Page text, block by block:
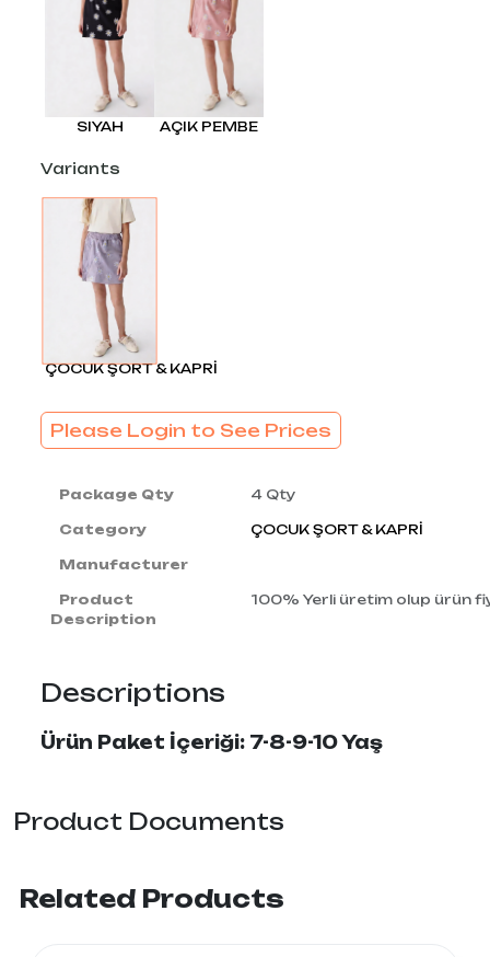
SIYAH AÇIK PEMBE
Variants
ÇOCUK ŞORT & KAPRİ
Please Login to See Prices
Package Qty 4 Qty
Category ÇOCUK ŞORT & KAPRİ
Manufacturer
Product
Description
100% Yerli üretim olup ürün
Descriptions
Ürün Paket İçeriği: 7-8-9-10 Yaş
Product Documents
Related Products